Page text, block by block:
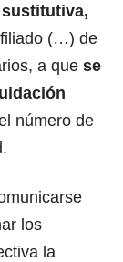
(…) de
a que se
número de
los
la